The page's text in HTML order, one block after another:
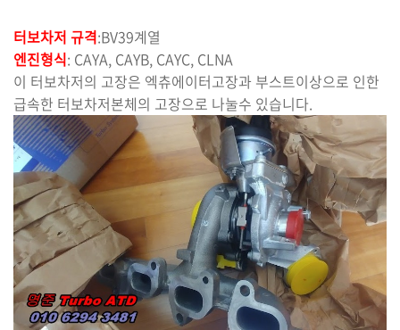
터보차저 규격:BV39계열
엔진형식: CAYA, CAYB, CAYC, CLNA
이 터보차저의 고장은 엑츄에이터고장과 부스트이상으로 인한
급속한 터보차저본체의 고장으로 나눌수 있습니다.